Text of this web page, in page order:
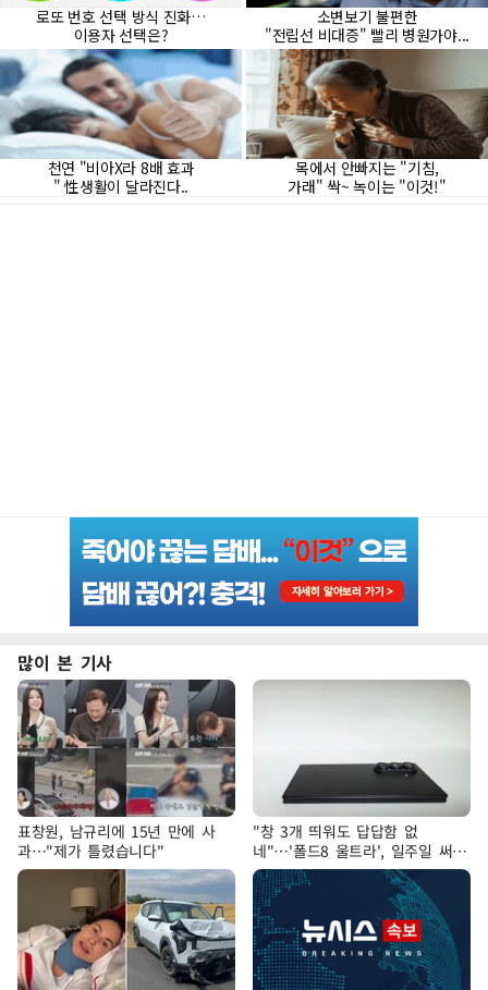
많이 본 기사
표창원, 남규리에 15년 만에 사
과…"제가 틀렸습니다"
"창 3개 띄워도 답답함 없
네"…'폴드8 울트라', 일주일 써보
니